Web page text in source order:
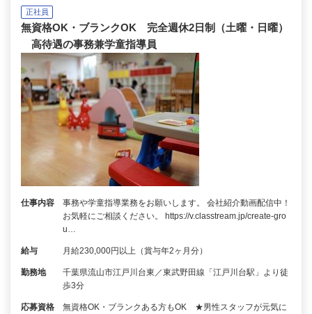
正社員
無資格OK・ブランクOK 完全週休2日制（土曜・日曜）
高待遇の事務兼学童指導員
仕事内容
事務や学童指導業務をお願いします。 会社紹介動画配信中！
お気軽にご相談ください。 https://v.classtream.jp/create-gro
u…
給与 月給230,000円以上（賞与年2ヶ月分）
勤務地
千葉県流山市江戸川台東／東武野田線「江戸川台駅」より徒
歩3分
応募資格
無資格OK・ブランクある方もOK ★男性スタッフが元気に